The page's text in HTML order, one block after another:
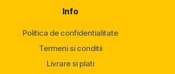
Info
Politica de confidentialitate
Termeni si conditii
Livrare si plati